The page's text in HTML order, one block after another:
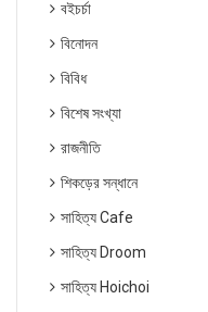
বইচর্চা
বিনোদন
বিবিধ
বিশেষ সংখ্যা
রাজনীতি
শিকড়ের সন্ধানে
সাহিত্য Cafe
সাহিত্য Droom
সাহিত্য Hoichoi